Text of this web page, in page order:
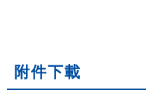
附件下載